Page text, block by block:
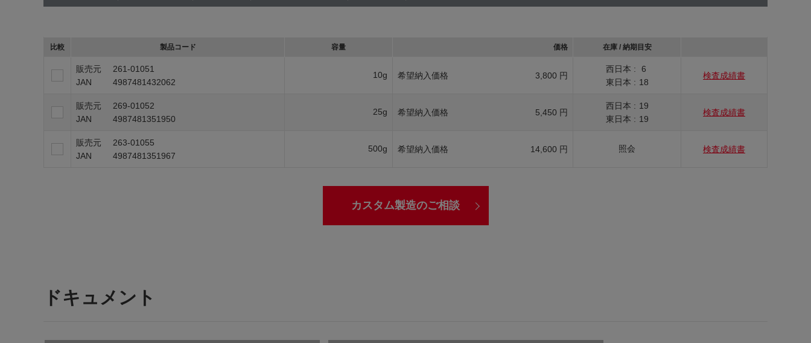
比較 製品コード 容量 価格 在庫 / 納期目安
販売元
261-01051
JAN
4987481432062
10g 希望納入価格 3,800 円
西日本 :
6
東日本 : 18
検査成績書
販売元
269-01052
JAN
4987481351950
25g 希望納入価格 5,450 円
西日本 : 19
東日本 : 19
検査成績書
販売元
263-01055
JAN
4987481351967
500g 希望納入価格 14,600 円 照会 検査成績書
カスタム製造のご相談
ドキュメント